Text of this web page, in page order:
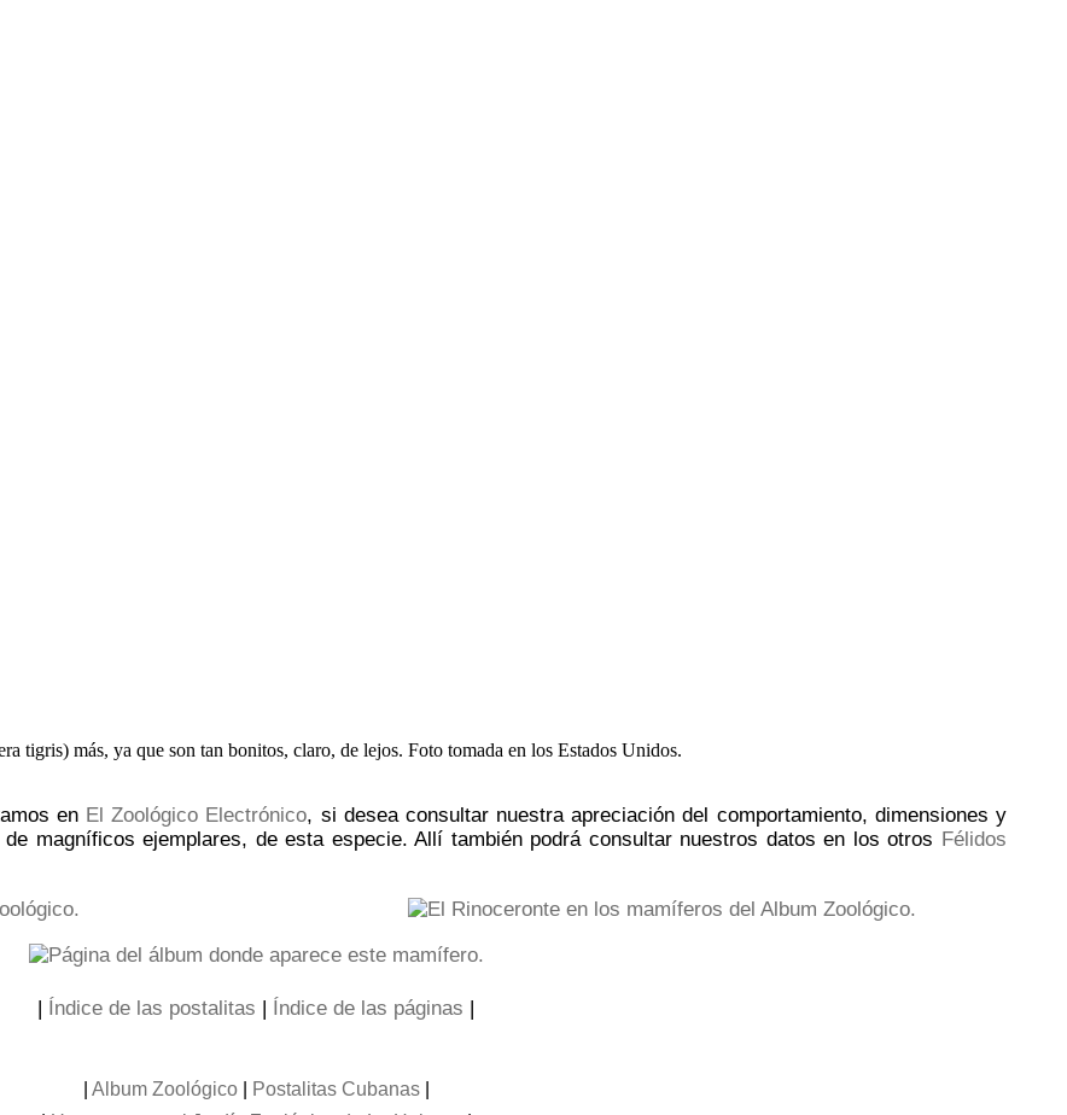
en El Zoológico Electrónico, si desea consultar nuestra apreciación del comportamiento, dimensiones y
magníficos ejemplares, de esta especie. Allí también podrá consultar nuestros datos en los otros Félidos
| Índice de las postalitas | Índice de las páginas |
Album Zoológico| Postalitas Cubanas|